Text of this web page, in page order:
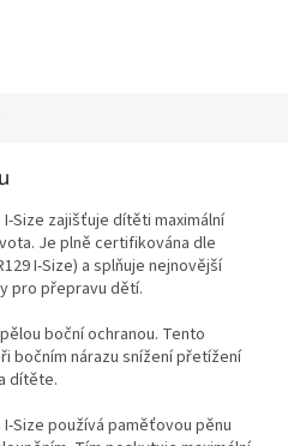
Size zajišťuje dítěti maximální
Je plně certifikována dle
I-Size) a splňuje nejnovější
pro přepravu dětí.
boční ochranou. Tento
bočním nárazu snížení přetížení
dítěte.
Size používá paměťovou pěnu